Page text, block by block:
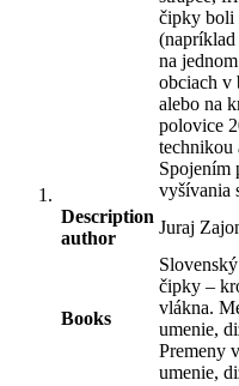
čipky boli
(napríklad
na
obciach v
alebo na
polovice
technikou
Spojením
vyšívania
Description
author
Juraj
Books
čipky –
vlákna.
umenie,
Premeny
umenie,